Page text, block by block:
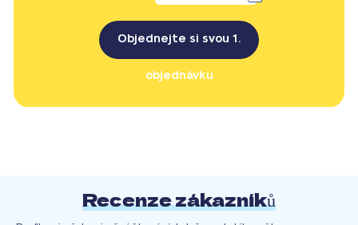
Objednejte si svou 1.
objednávku
Recenze zákazníků